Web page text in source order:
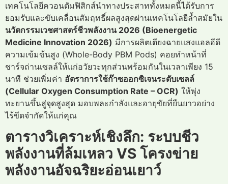
เทคโนโลยีควอนตัมฟิสิกส์นำทางประสาททั้งหมดนี้ได้รับการ
ยอมรับและขับเคลื่อนสัมฤทธิ์ผลสูงสุดผ่านเทคโนโลยีล้ำสมัยใน
นวัตกรรมเวชศาสตร์ชีวพลังงาน 2026 (Bioenergetic
Medicine Innovation 2026) มีการผลิตเตียงฉายแสงแอลอีดี
ความเข้มข้นสูง (Whole-Body PBM Pods) คอยทำหน้าที่
ชาร์จถ่านเซลล์ให้แก่อวัยวะทุกส่วนพร้อมกันในเวลาเพียง 15
นาที ช่วยเพิ่มค่า อัตราการใช้ก๊าซออกซิเจนระดับเซลล์
(Cellular Oxygen Consumption Rate – OCR) ให้พุ่ง
ทะยานขึ้นสู่จุดสูงสุด มอบพละกำลังและอายุขัยที่ยืนยาวอย่าง
ไร้ขีดจำกัดให้แก่คุณ
ตารางวิเคราะห์เชิงลึก: ระบบชีว
พลังงานที่ล้มเหลว VS โครงข่าย
พลังงานอัจฉริยะอ่อนเยาว์